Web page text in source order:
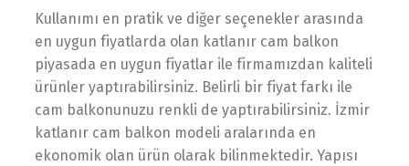
Kullanımı en pratik ve diğer seçenekler arasında
en uygun fiyatlarda olan katlanır cam balkon
piyasada en uygun fiyatlar ile firmamızdan kaliteli
ürünler yaptırabilirsiniz. Belirli bir fiyat farkı ile
cam balkonunuzu renkli de yaptırabilirsiniz. İzmir
katlanır cam balkon modeli aralarında en
ekonomik olan ürün olarak bilinmektedir. Yapısı